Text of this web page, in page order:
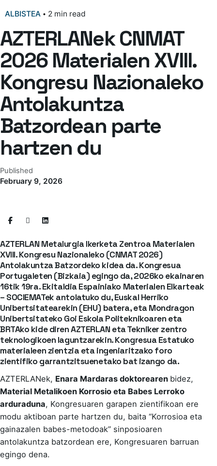
ALBISTEA 2 min read
AZTERLANek CNMAT
2026 Materialen XVIII.
Kongresu Nazionaleko
Antolakuntza
Batzordean parte
hartzen du
Published
February 9, 2026
AZTERLAN Metalurgia Ikerketa Zentroa Materialen
XVIII. Kongresu Nazionaleko (CNMAT 2026)
Antolakuntza Batzordeko kidea da. Kongresua
Portugaleten (Bizkaia) egingo da, 2026ko ekainaren
16tik 19ra. Ekitaldia Espainiako Materialen Elkarteak
– SOCIEMATek antolatuko du, Euskal Herriko
Unibertsitatearekin (EHU) batera, eta Mondragon
Unibertsitateko Goi Eskola Politeknikoaren eta
BRTAko kide diren AZTERLAN eta Tekniker zentro
teknologikoen laguntzarekin. Kongresua Estatuko
materialeen zientzia eta ingeniaritzako foro
zientifiko garrantzitsuenetako bat izango da.
AZTERLANek, Enara Mardaras doktorearen bidez,
Material Metalikoen Korrosio eta Babes Lerroko
arduraduna, Kongresuaren garapen zientifikoan ere
modu aktiboan parte hartzen du, baita “Korrosioa eta
gainazalen babes-metodoak” sinposioaren
antolakuntza batzordean ere, Kongresuaren barruan
egingo dena.